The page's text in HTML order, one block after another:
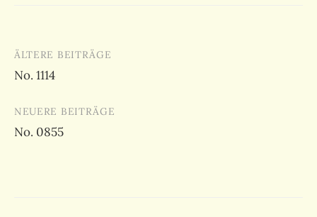
Beitragsnavigation
ÄLTERE BEITRÄGE
No. 1114
NEUERE BEITRÄGE
No. 0855